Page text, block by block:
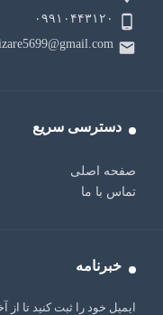
۰۹۹۱۰۴۴۳۱۲۰
دسترسی سریع
صفحه اصلی
تماس با ما
خبرنامه
ایمیل خود را ثبت کنید تا